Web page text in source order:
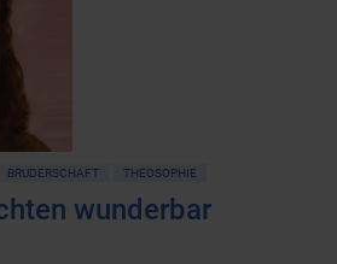
BRUDERSCHAFT THEOSOPHIE
wunderbar